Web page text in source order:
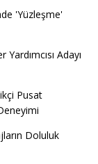
'Yüzleşme'
Adayı
Pusat
Doluluk